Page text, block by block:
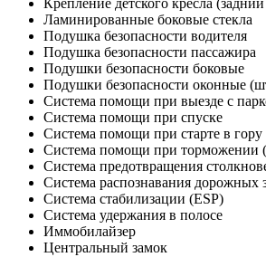
Крепление детского кресла
Ламинированные боковые стекла
Подушка безопасности водителя
Подушка безопасности пассажира
Подушки безопасности боковые
Подушки безопасности оконные
Система помощи при выезде с
Система помощи при спуске
Система помощи при старте в
Система помощи при торможении
Система предотвращения
Система распознавания дорожных
Система стабилизации (ESP)
Система удержания в полосе
Иммобилайзер
Центральный замок